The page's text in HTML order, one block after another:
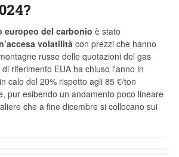
europeo del carbonio è stato
volatilità con prezzi che hanno
russe delle quotazioni del gas
riferimento EUA ha chiuso l'anno in
calo del 20% rispetto agli 85 €/ton
pur esibendo un andamento poco lineare
che a fine dicembre si collocano sui